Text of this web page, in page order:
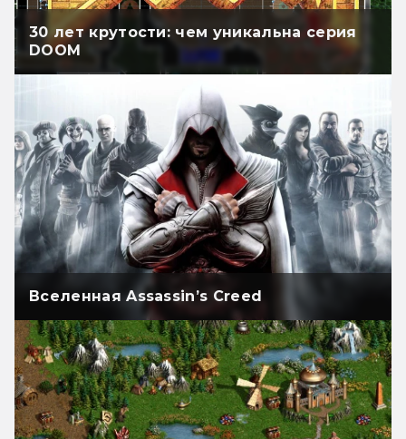
30 лет крутости: чем уникальна серия
DOOM
Вселенная Assassin’s Creed